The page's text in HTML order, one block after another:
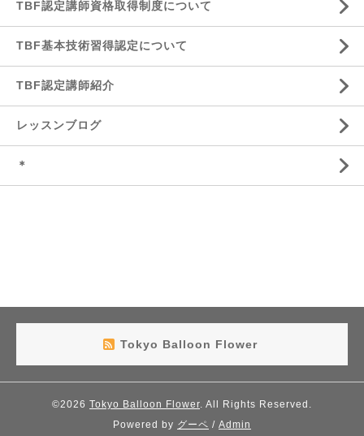
TBF認定講師資格取得制度について
TBF基本技術習得認定について
TBF認定講師紹介
レッスンブログ
＊
Tokyo Balloon Flower
©2026 Tokyo Balloon Flower. All Rights Reserved.
Powered by グーペ / Admin